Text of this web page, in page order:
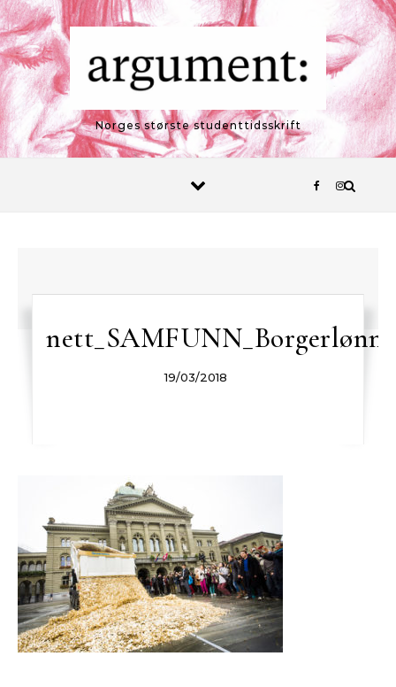
Skip to content
Norges største studenttidsskrift
nett_SAMFUNN_Borgerlønn
19/03/2018